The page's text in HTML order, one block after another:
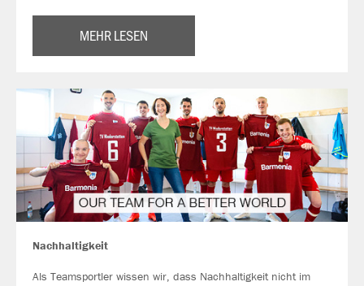
MEHR LESEN
Nachhaltigkeit
Als Teamsportler wissen wir, dass Nachhaltigkeit nicht im